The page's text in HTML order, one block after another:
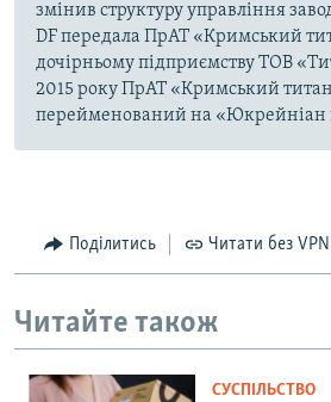
змінив структуру управління
DF передала ПрАТ «Кримський
дочірньому підприємству ТОВ
2015 року ПрАТ «Кримський
перейменований на «Юкрейніан
Поділитись Читати без VPN
Читайте також
СУСПІЛЬСТВО